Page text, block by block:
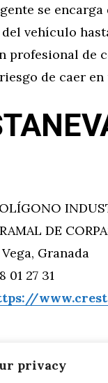
privacy
se encarga
vehículo
profesional de
de caer en
DE
Granada
01 27 31